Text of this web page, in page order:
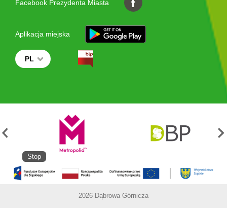
Facebook Prezydenta Miasta
Aplikacja miejska
PL
Stop
2026 Dąbrowa Górnicza